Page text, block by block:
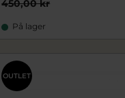
450,00 kr
På lager
OUTLET